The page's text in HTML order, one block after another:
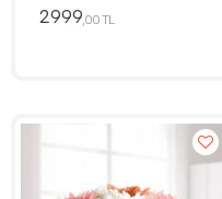
2999,00 TL